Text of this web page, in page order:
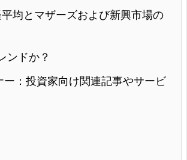
均とマザーズおよび新興市場の
ンドか？
ー：投資家向け関連記事やサービ